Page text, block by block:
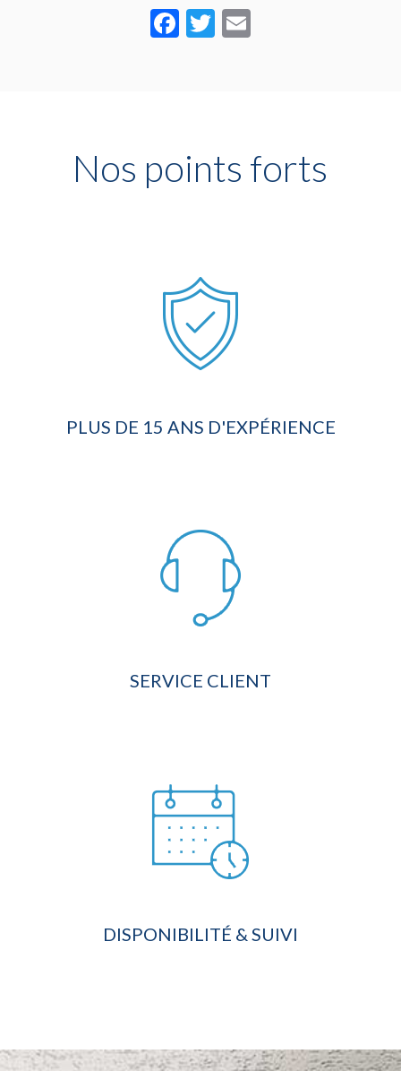
Facebook
Twitter
Nos points forts
PLUS DE 15 ANS D'EXPÉRIENCE
SERVICE CLIENT
DISPONIBILITÉ & SUIVI